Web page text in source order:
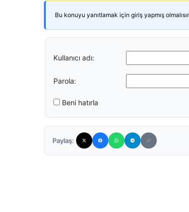
Bu konuyu yanıtlamak için giriş yapmış
Kullanıcı adı:
Parola:
Beni hatırla
Paylaş: